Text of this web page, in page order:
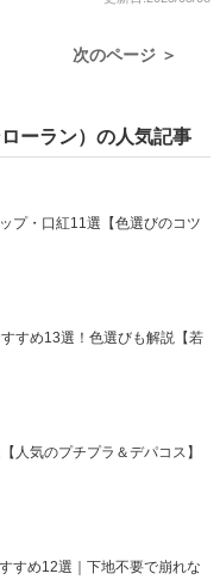
次のページ ＞
ーラン）の人気記事
プ・口紅11選【色選びのコツ
すめ13選！色選びも解説【若
人気のプチプラ＆デパコス】
すめ12選｜下地不要で崩れな